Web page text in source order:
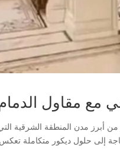
مع مقاول
أبرز مدن المنطقة الشرقية التي
إلى حلول ديكور متكاملة